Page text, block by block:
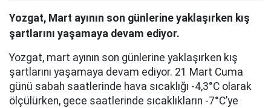
Yozgat, Mart ayının son günlerine yaklaşırken kış
şartlarını yaşamaya devam ediyor.
Yozgat, mart ayının son günlerine yaklaşırken kış
şartlarını yaşamaya devam ediyor. 21 Mart Cuma
günü sabah saatlerinde hava sıcaklığı -4,3°C olarak
ölçülürken, gece saatlerinde sıcaklıkların -7°C’ye